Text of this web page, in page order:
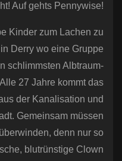
Auf gehts Pennywise!
Kinder zum Lachen zu
Derry wo eine Gruppe
schlimmsten Albtraum-
27 Jahre kommt das
der Kanalisation und
Gemeinsam müssen
denn nur so
blutrünstige Clown